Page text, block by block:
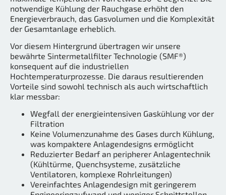
notwendige Kühlung der Rauchgase erhöht den
Energieverbrauch, das Gasvolumen und die Komplexität
der Gesamtanlage erheblich.
Vor diesem Hintergrund übertragen wir unsere
bewährte Sintermetallfilter Technologie (SMF®)
konsequent auf die industriellen
Hochtemperaturprozesse. Die daraus resultierenden
Vorteile sind sowohl technisch als auch wirtschaftlich
klar messbar:
Wegfall der energieintensiven Gaskühlung vor der
Filtration
Keine Volumenzunahme des Gases durch Kühlung,
was kompaktere Anlagendesigns ermöglicht
Reduzierter Bedarf an peripherer Anlagentechnik
(Kühltürme, Quenchsysteme, zusätzliche
Ventilatoren, komplexe Rohrleitungen)
Vereinfachtes Anlagendesign mit geringerem